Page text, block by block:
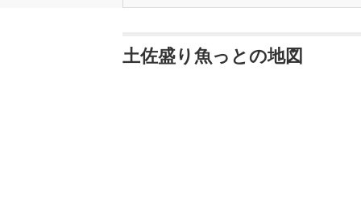
土佐盛り魚っとの地図